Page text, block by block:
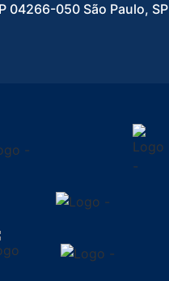
04266-050 São Paulo, SP